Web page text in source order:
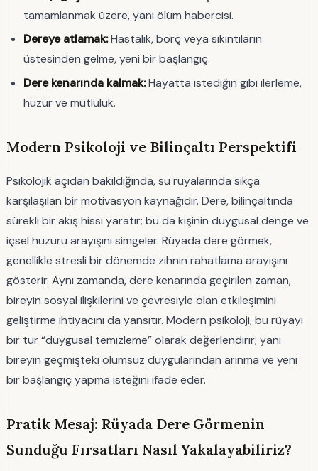
tamamlanmak üzere, yani ölüm habercisi.
Dereye atlamak:Hastalık, borç veya sıkıntıların
üstesinden gelme, yeni bir başlangıç.
Dere kenarında kalmak:Hayatta istediğin gibi ilerleme,
huzur ve mutluluk.
Modern Psikoloji ve Bilinçaltı Perspektifi
Psikolojik açıdan bakıldığında, su rüyalarında sıkça
karşılaşılan bir motivasyon kaynağıdır. Dere, bilinçaltında
sürekli bir akış hissi yaratır; bu da kişinin duygusal denge ve
içsel huzuru arayışını simgeler. Rüyada dere görmek,
genellikle stresli bir dönemde zihnin rahatlama arayışını
gösterir. Aynı zamanda, dere kenarında geçirilen zaman,
bireyin sosyal ilişkilerini ve çevresiyle olan etkileşimini
geliştirme ihtiyacını da yansıtır. Modern psikoloji, bu rüyayı
bir tür “duygusal temizleme” olarak değerlendirir; yani
bireyin geçmişteki olumsuz duygularından arınma ve yeni
bir başlangıç yapma isteğini ifade eder.
Pratik Mesaj: Rüyada Dere Görmenin
Sunduğu Fırsatları Nasıl Yakalayabiliriz?